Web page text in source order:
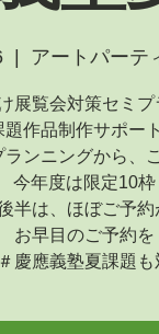
アートパーテ
展覧会対策セミ
作品制作サポー
ランニングから、
今年度は限定10枠
半は、ほぼご予約
お早目のご予約を
＃慶應義塾夏課題も